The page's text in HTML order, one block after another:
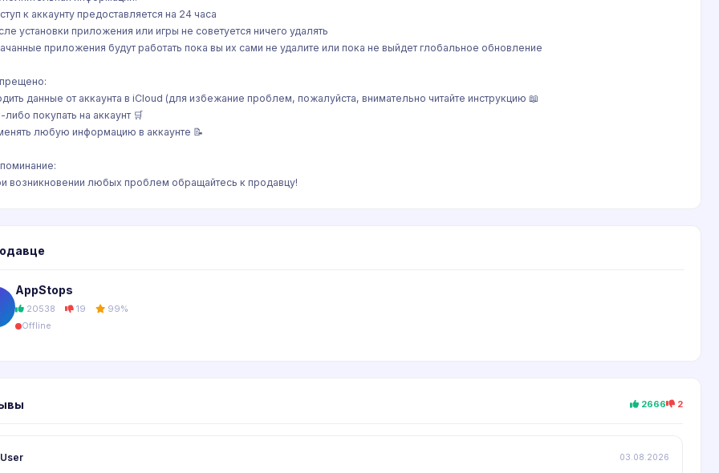
к аккаунту предоставляется на 24 часа
установки приложения или игры не советуется ничего удалять
приложения будут работать пока вы их сами не удалите или пока не выйдет глобальное обновление
данные от аккаунта в iCloud (для избежание проблем, пожалуйста, внимательно читайте инструкцию 📖
либо покупать на аккаунт 🛒
любую информацию в аккаунте 📝
возникновении любых проблем обращайтесь к продавцу!
AppStops
20538 19 99%
Offline
2666 2
User 03.08.2026